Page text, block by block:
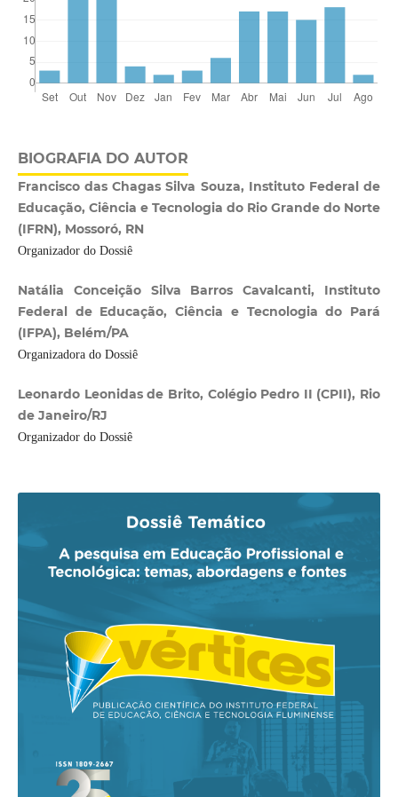
BIOGRAFIA DO AUTOR
Francisco das Chagas Silva Souza, Instituto Federal de
Educação, Ciência e Tecnologia do Rio Grande do Norte
(IFRN), Mossoró, RN
Organizador do Dossiê
Natália Conceição Silva Barros Cavalcanti, Instituto
Federal de Educação, Ciência e Tecnologia do Pará
(IFPA), Belém/PA
Organizadora do Dossiê
Leonardo Leonidas de Brito, Colégio Pedro II (CPII), Rio
de Janeiro/RJ
Organizador do Dossiê